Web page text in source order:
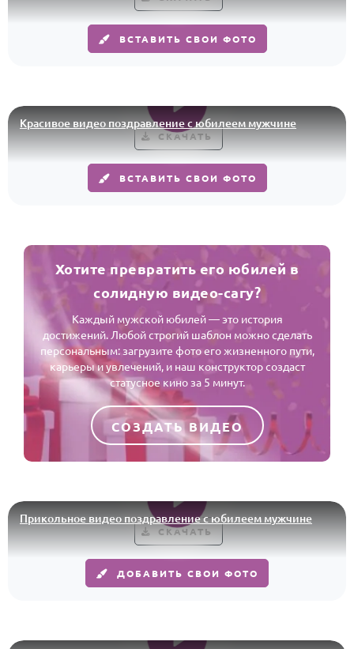
По годам
ВСТАВИТЬ СВОИ ФОТО
Красивое видео поздравление с юбилеем мужчине
СКАЧАТЬ
ВСТАВИТЬ СВОИ ФОТО
Хотите превратить его юбилей в
солидную видео-сагу?
Каждый мужской юбилей — это история
достижений. Любой строгий шаблон можно сделать
персональным: загрузите фото его жизненного пути,
карьеры и увлечений, и наш конструктор создаст
статусное кино за 5 минут.
СОЗДАТЬ ВИДЕО
Прикольное видео поздравление с юбилеем мужчине
СКАЧАТЬ
ДОБАВИТЬ СВОИ ФОТО